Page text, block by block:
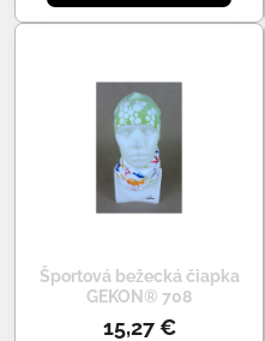
Športová bežecká čiapka
GEKON® 708
15,27 €